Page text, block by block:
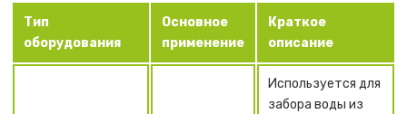
Тип
оборудования
Основное
применение
Краткое
описание
Используется для
забора воды из